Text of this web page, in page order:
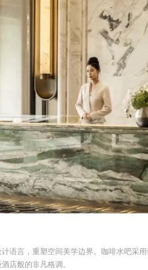
语言，重塑空间美学边界。咖啡水吧采
店般的非凡格调。